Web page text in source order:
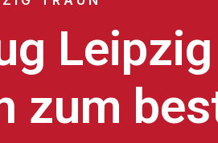
Leipzig
zum